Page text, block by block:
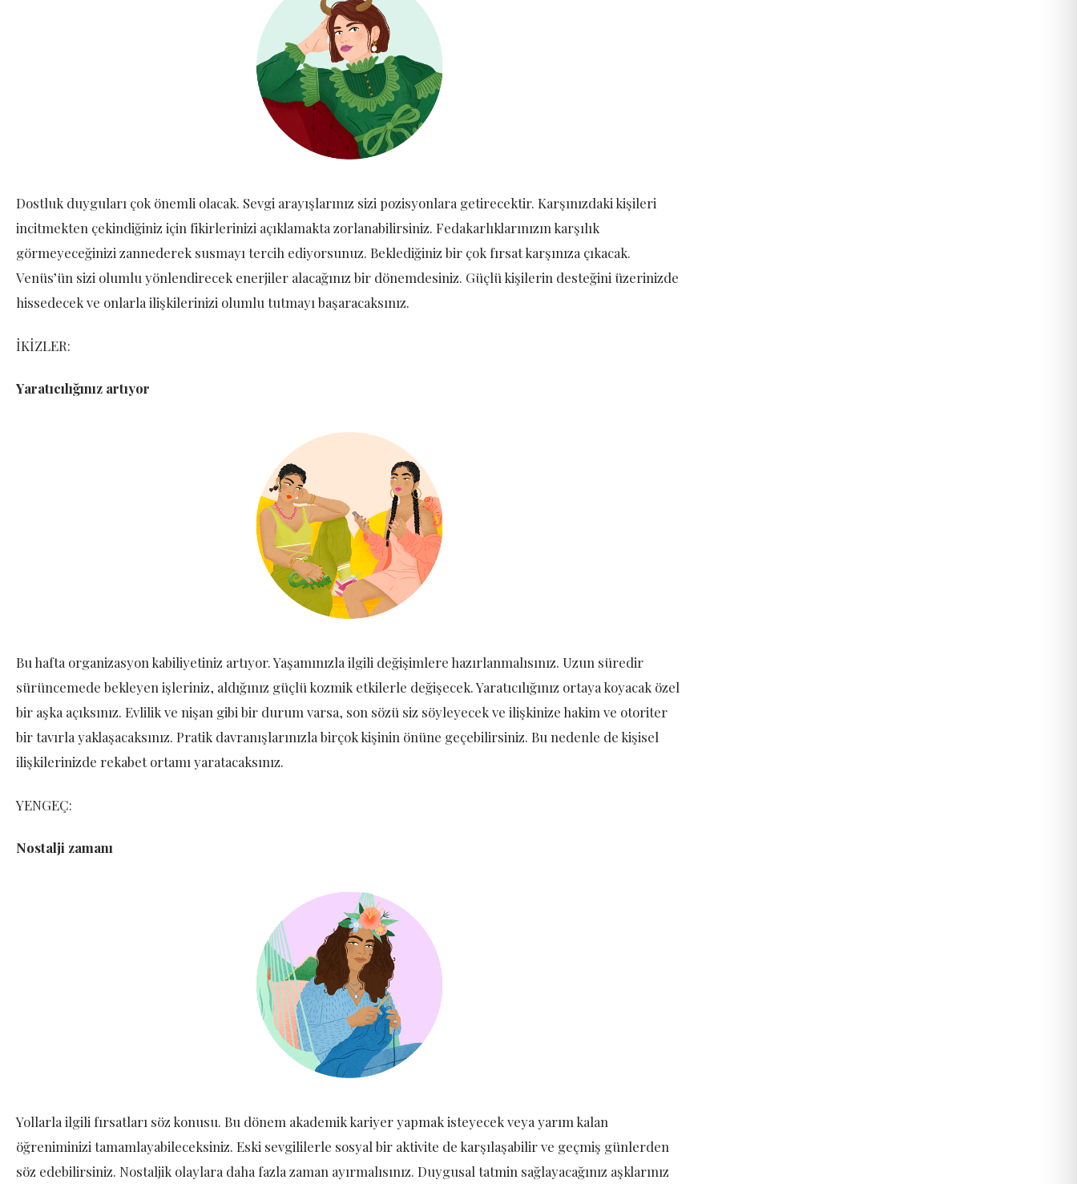
Dostluk duyguları çok önemli olacak. Sevgi arayışlarınız sizi pozisyonlara getirecektir. Karşınızdaki kişileri
incitmekten çekindiğiniz için fikirlerinizi açıklamakta zorlanabilirsiniz. Fedakarlıklarınızın karşılık
görmeyeceğinizi zannederek susmayı tercih ediyorsunuz. Beklediğiniz bir çok fırsat karşınıza çıkacak.
Venüs’ün sizi olumlu yönlendirecek enerjiler alacağınız bir dönemdesiniz. Güçlü kişilerin desteğini üzerinizde
hissedecek ve onlarla ilişkilerinizi olumlu tutmayı başaracaksınız.
İKİZLER:
Yaratıcılığınız artıyor
Bu hafta organizasyon kabiliyetiniz artıyor. Yaşamınızla ilgili değişimlere hazırlanmalısınız. Uzun süredir
sürüncemede bekleyen işleriniz, aldığınız güçlü kozmik etkilerle değişecek. Yaratıcılığınız ortaya koyacak özel
bir aşka açıksınız. Evlilik ve nişan gibi bir durum varsa, son sözü siz söyleyecek ve ilişkinize hakim ve otoriter
bir tavırla yaklaşacaksınız. Pratik davranışlarınızla birçok kişinin önüne geçebilirsiniz. Bu nedenle de kişisel
ilişkilerinizde rekabet ortamı yaratacaksınız.
YENGEÇ:
Nostalji zamanı
Yollarla ilgili fırsatları söz konusu. Bu dönem akademik kariyer yapmak isteyecek veya yarım kalan
öğreniminizi tamamlayabileceksiniz. Eski sevgililerle sosyal bir aktivite de karşılaşabilir ve geçmiş günlerden
söz edebilirsiniz. Nostaljik olaylara daha fazla zaman ayırmalısınız. Duygusal tatmin sağlayacağınız aşklarınız